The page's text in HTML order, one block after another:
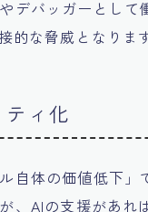
デバッガーとし
的な脅威となりま
ィ化
自体の価値低下」
、AIの支援があ